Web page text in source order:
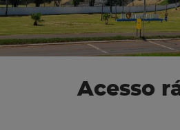
Acesso